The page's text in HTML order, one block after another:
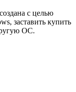
с целью
заставить купить
ОС.